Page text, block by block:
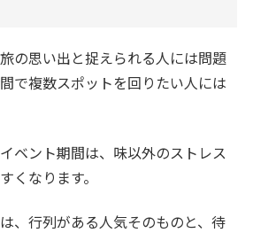
の思い出と捉えられる人には問題
で複数スポットを回りたい人には
ベント期間は、味以外のストレス
くなります。
、行列がある人気そのものと、待